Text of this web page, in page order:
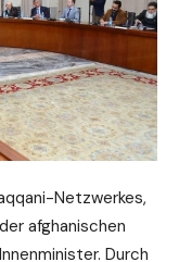
Netzwerkes,
afghanischen
Durch